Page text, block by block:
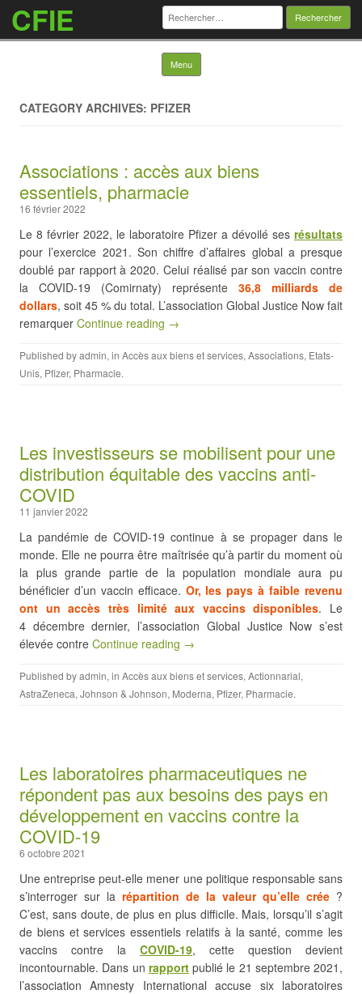
CFIE Rechercher :
Menu Skip to content
CATEGORY ARCHIVES: PFIZER
Associations : accès aux biens
essentiels, pharmacie
16 février 2022
Le 8 février 2022, le laboratoire Pfizer a dévoilé ses résultats
pour l’exercice 2021. Son chiffre d’affaires global a presque
doublé par rapport à 2020. Celui réalisé par son vaccin contre
la COVID-19 (Comirnaty) représente 36,8 milliards de
dollars, soit 45 % du total. L’association Global Justice Now fait
remarquer Continue reading →
Published byadmin, in Accès aux biens et services, Associations, Etats-
Unis, Pfizer, Pharmacie.
Les investisseurs se mobilisent pour une
distribution équitable des vaccins anti-
COVID
11 janvier 2022
La pandémie de COVID-19 continue à se propager dans le
monde. Elle ne pourra être maîtrisée qu’à partir du moment où
la plus grande partie de la population mondiale aura pu
bénéficier d’un vaccin efficace. Or, les pays à faible revenu
ont un accès très limité aux vaccins disponibles. Le
4 décembre dernier, l’association Global Justice Now s’est
élevée contre Continue reading →
Published byadmin, in Accès aux biens et services, Actionnarial,
AstraZeneca, Johnson & Johnson, Moderna, Pfizer, Pharmacie.
Les laboratoires pharmaceutiques ne
répondent pas aux besoins des pays en
développement en vaccins contre la
COVID-19
6 octobre 2021
Une entreprise peut-elle mener une politique responsable sans
s’interroger sur la répartition de la valeur qu’elle crée ?
C’est, sans doute, de plus en plus difficile. Mais, lorsqu’il s’agit
de biens et services essentiels relatifs à la santé, comme les
vaccins contre la COVID-19, cette question devient
incontournable. Dans un rapportpublié le 21 septembre 2021,
l’association Amnesty International accuse six laboratoires